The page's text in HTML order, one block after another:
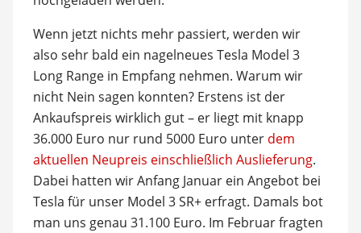
Wenn jetzt nichts mehr passiert, werden wir
also sehr bald ein nagelneues Tesla Model 3
Long Range in Empfang nehmen. Warum wir
nicht Nein sagen konnten? Erstens ist der
Ankaufspreis wirklich gut – er liegt mit knapp
36.000 Euro nur rund 5000 Euro unter dem
aktuellen Neupreis einschließlich Auslieferung.
Dabei hatten wir Anfang Januar ein Angebot bei
Tesla für unser Model 3 SR+ erfragt. Damals bot
man uns genau 31.100 Euro. Im Februar fragten